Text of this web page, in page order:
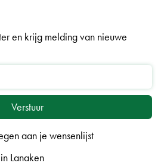
en krijg melding van nieuwe
Lanaken